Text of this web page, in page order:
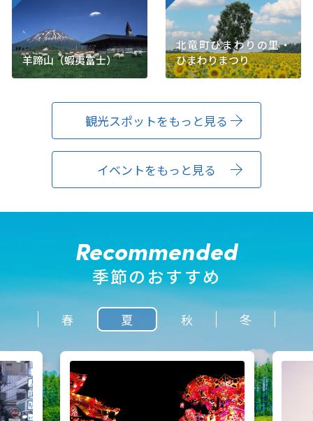
羊蹄山（蝦夷富士）
北竜町ひまわりの里・
ひまわりまつり
観光スポットをもっと見る
イベントをもっと見る
季節のおすすめ
春 夏 秋 冬